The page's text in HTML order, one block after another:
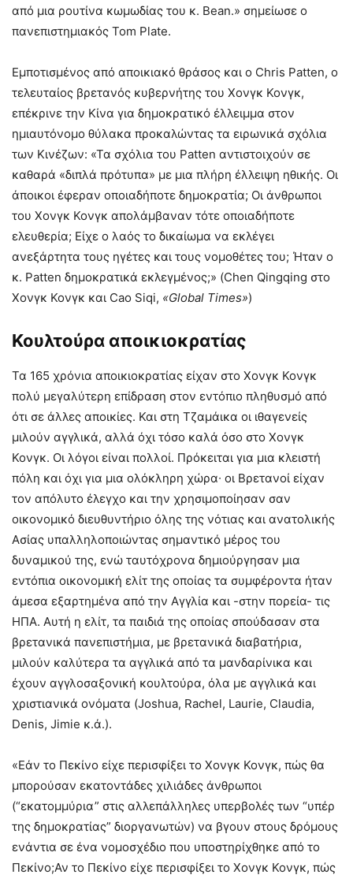
από μια ρουτίνα κωμωδίας του κ. Bean.» σημείωσε ο
πανεπιστημιακός Tom Plate.
Εμποτισμένος από αποικιακό θράσος και ο Chris Patten, ο
τελευταίος βρετανός κυβερνήτης του Χονγκ Κονγκ,
επέκρινε την Κίνα για δημοκρατικό έλλειμμα στον
ημιαυτόνομο θύλακα προκαλώντας τα ειρωνικά σχόλια
των Κινέζων: «Τα σχόλια του Patten αντιστοιχούν σε
καθαρά «διπλά πρότυπα» με μια πλήρη έλλειψη ηθικής. Οι
άποικοι έφεραν οποιαδήποτε δημοκρατία; Οι άνθρωποι
του Χονγκ Κονγκ απολάμβαναν τότε οποιαδήποτε
ελευθερία; Είχε ο λαός το δικαίωμα να εκλέγει
ανεξάρτητα τους ηγέτες και τους νομοθέτες του; Ήταν ο
κ. Patten δημοκρατικά εκλεγμένος;» (Chen Qingqing στο
Χονγκ Κονγκ και Cao Siqi, «Global Times»)
Κουλτούρα αποικιοκρατίας
Τα 165 χρόνια αποικιοκρατίας είχαν στο Χονγκ Κονγκ
πολύ μεγαλύτερη επίδραση στον εντόπιο πληθυσμό από
ότι σε άλλες αποικίες. Και στη Τζαμάικα οι ιθαγενείς
μιλούν αγγλικά, αλλά όχι τόσο καλά όσο στο Χονγκ
Κονγκ. Οι λόγοι είναι πολλοί. Πρόκειται για μια κλειστή
πόλη και όχι για μια ολόκληρη χώρα∙ οι Βρετανοί είχαν
τον απόλυτο έλεγχο και την χρησιμοποίησαν σαν
οικονομικό διευθυντήριο όλης της νότιας και ανατολικής
Ασίας υπαλληλοποιώντας σημαντικό μέρος του
δυναμικού της, ενώ ταυτόχρονα δημιούργησαν μια
εντόπια οικονομική ελίτ της οποίας τα συμφέροντα ήταν
άμεσα εξαρτημένα από την Αγγλία και -στην πορεία- τις
ΗΠΑ. Αυτή η ελίτ, τα παιδιά της οποίας σπούδασαν στα
βρετανικά πανεπιστήμια, με βρετανικά διαβατήρια,
μιλούν καλύτερα τα αγγλικά από τα μανδαρίνικα και
έχουν αγγλοσαξονική κουλτούρα, όλα με αγγλικά και
χριστιανικά ονόματα (Joshua, Rachel, Laurie, Claudia,
Denis, Jimie κ.ά.).
«Εάν το Πεκίνο είχε περισφίξει το Χονγκ Κονγκ, πώς θα
μπορούσαν εκατοντάδες χιλιάδες άνθρωποι
(“εκατομμύρια” στις αλλεπάλληλες υπερβολές των “υπέρ
της δημοκρατίας” διοργανωτών) να βγουν στους δρόμους
ενάντια σε ένα νομοσχέδιο που υποστηρίχθηκε από το
Πεκίνο;Αν το Πεκίνο είχε περισφίξει το Χονγκ Κονγκ, πώς